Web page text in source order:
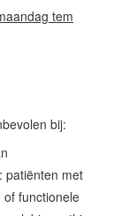
tem
bij:
patiënten met
functionele